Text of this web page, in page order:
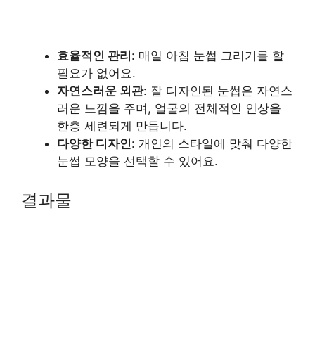
효율적인 관리: 매일 아침 눈썹 그리기를 할
필요가 없어요.
자연스러운 외관: 잘 디자인된 눈썹은 자연스
러운 느낌을 주며, 얼굴의 전체적인 인상을
한층 세련되게 만듭니다.
다양한 디자인: 개인의 스타일에 맞춰 다양한
눈썹 모양을 선택할 수 있어요.
결과물